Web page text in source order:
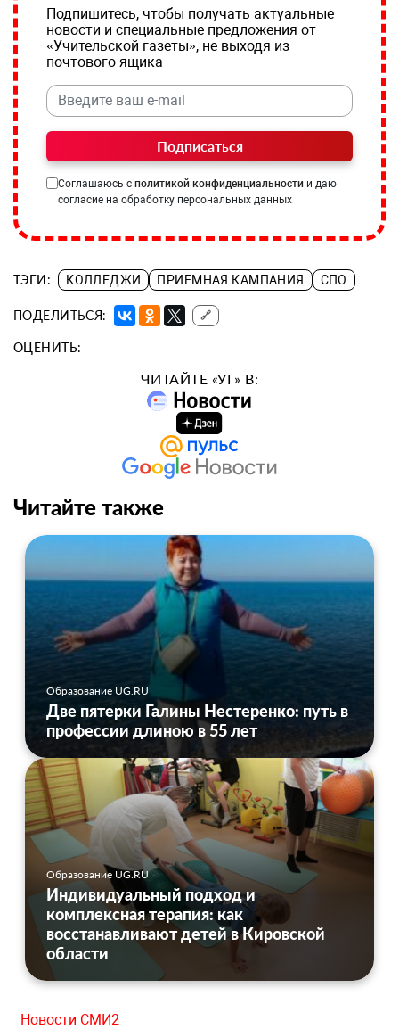
Подпишитесь, чтобы получать актуальные
новости и специальные предложения от
«Учительской газеты», не выходя из
почтового ящика
Подписаться
Соглашаюсь с политикой конфиденциальности и даю
согласие на обработку персональных данных
ТЭГИ: КОЛЛЕДЖИ ПРИЕМНАЯ КАМПАНИЯ СПО
ПОДЕЛИТЬСЯ: 🔗
ОЦЕНИТЬ:
ЧИТАЙТЕ «УГ» В:
Читайте также
Образование UG.RU
Две пятерки Галины Нестеренко: путь в
профессии длиною в 55 лет
Образование UG.RU
Индивидуальный подход и
комплексная терапия: как
восстанавливают детей в Кировской
области
Новости СМИ2